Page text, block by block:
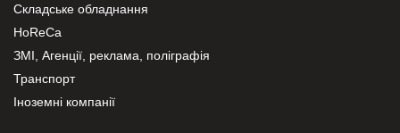
Складське обладнання
HoReCa
ЗМІ, Агенції, реклама, поліграфія
Транспорт
Іноземні компанії